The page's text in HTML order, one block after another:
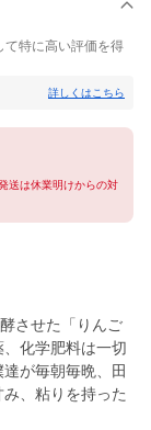
て特に高い評価を得
詳しくはこちら
送は休業明けからの対
させた「りんご
化学肥料は一切
が毎朝毎晩、田
、粘りを持った